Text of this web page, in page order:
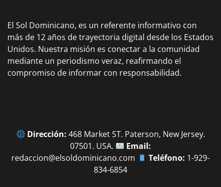
El Sol Dominicano, es un referente informativo con
más de 12 años de trayectoria digital desde los Estados
Unidos. Nuestra misión es conectar a la comunidad
mediante un periodismo veraz, reafirmando el
compromiso de informar con responsabilidad.
Dirección: 468 Market ST. Paterson, New Jersey.
07501. USA.
Email:
redaccion@elsoldominicano.com
Teléfono: 1-929-
834-6854